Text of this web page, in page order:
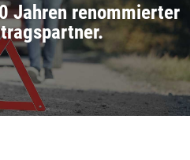
Jahren renommierter